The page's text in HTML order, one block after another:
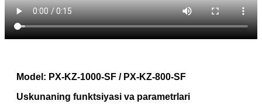
Model: PX-KZ-1000-SF / PX-KZ-800-SF
Uskunaning funktsiyasi va parametrlari